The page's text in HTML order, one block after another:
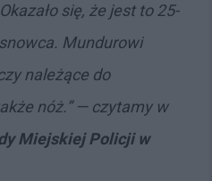
się, że jest to 25-
Mundurowi
należące do
nóż.” — czytamy w
Miejskiej Policji w